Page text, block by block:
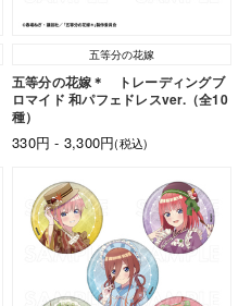
五等分の花嫁
五等分の花嫁＊ トレーディングブ
ロマイド 和パフェドレスver.（全10
種）
330円 - 3,300円(税込)